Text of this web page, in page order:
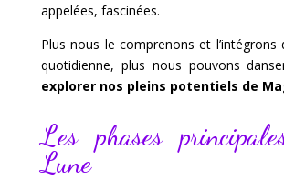
appelées, fascinées.
Plus nous le comprenons et l’intégrons
quotidienne, plus nous pouvons
explorer nos pleins potentiels de
Les phases
Lune